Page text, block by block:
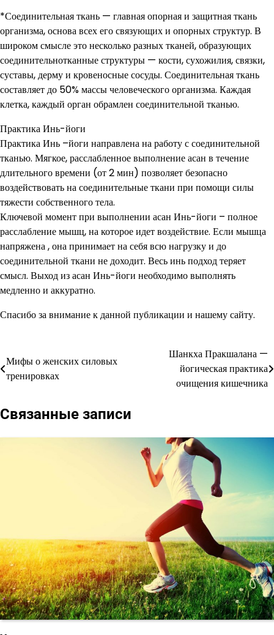
*Соединительная ткань — главная опорная и защитная ткань
организма, основа всех его связующих и опорных структур. В
широком смысле это несколько разных тканей, образующих
соединительнотканные структуры — кости, сухожилия, связки,
суставы, дерму и кровеносные сосуды. Соединительная ткань
составляет до 50% массы человеческого организма. Каждая
клетка, каждый орган обрамлен соединительной тканью.
Практика Инь-йоги
Практика Инь –йоги направлена на работу с соединительной
тканью. Мягкое, расслабленное выполнение асан в течение
длительного времени (от 2 мин) позволяет безопасно
воздействовать на соединительные ткани при помощи силы
тяжести собственного тела.
Ключевой момент при выполнении асан Инь-йоги – полное
расслабление мышц, на которое идет воздействие. Если мышца
напряжена , она принимает на себя всю нагрузку и до
соединительной ткани не доходит. Весь инь подход теряет
смысл. Выход из асан Инь-йоги необходимо выполнять
медленно и аккуратно.
Спасибо за внимание к данной публикации и нашему сайту.
Навигация
по
Мифы о женских силовых
тренировках
Шанкха Пракшалана —
йогическая практика
очищения кишечника
Связанные записи